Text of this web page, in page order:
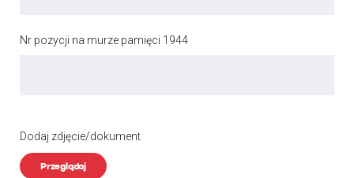
Nr pozycji na murze pamięci 1944
Dodaj zdjęcie/dokument
Przeglądaj